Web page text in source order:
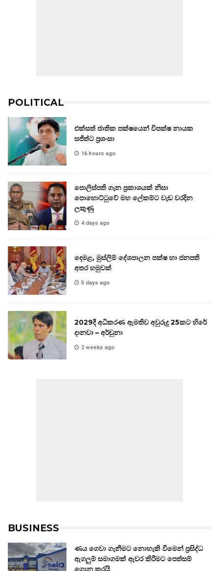
POLITICAL
එක්සත් ජාතික පක්ෂයෙන් විපක්ෂ නායක
සජිත්ට ප්‍රශංසා
16 hours ago
පොලිස්පති ගැන ප්‍රකාශයක් නිසා
පොහොට්ටුවේ මහ ලේකම්ට වැඩ වරදින
ලකුණු
4 days ago
දෙමළ, මුස්ලිම් දේශපාලන පක්ෂ හා ජනපති
අතර හමුවක්
5 days ago
2029දී අධිකරණ ඇමතිව අවුරුදු 25කට හිරේ
දානවා – අර්චුනා
2 weeks ago
BUSINESS
ණය ගෙවා ගැනීමට නොහැකි වීමෙන් ප්‍රසිද්ධ
ඇගලුම් සමාගමක් ඈවර කිරීමට පෙත්සම්
ගොනු කරයි